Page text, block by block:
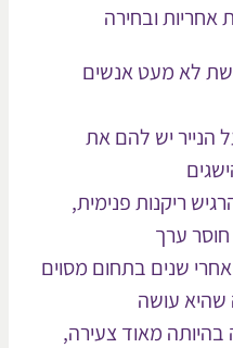
ובחירה
מעט אנשים
יש להם את
פנימית,
בתחום מסוים
מאוד צעירה,